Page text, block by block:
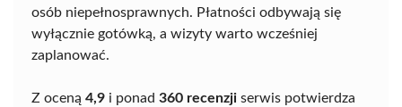
osób niepełnosprawnych. Płatności odbywają się
wyłącznie gotówką, a wizyty warto wcześniej
zaplanować.
Z oceną 4,9 i ponad 360 recenzji serwis potwierdza